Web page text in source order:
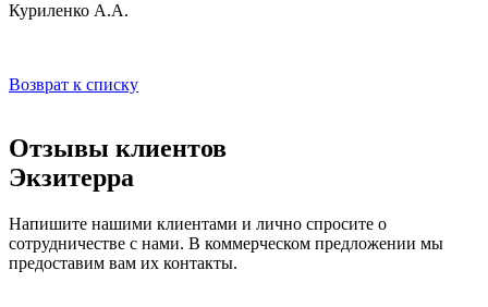
Куриленко А.А.
Возврат к списку
Отзывы клиентов
Экзитерра
Напишите нашими клиентами и лично спросите о
сотрудничестве с нами. В коммерческом предложении мы
предоставим вам их контакты.